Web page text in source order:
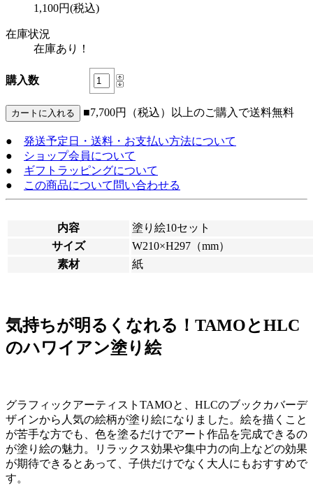
1,100円(税込)
在庫状況
在庫あり！
購入数
■7,700円（税込）以上のご購入で送料無料
● 発送予定日・送料・お支払い方法について
●
ショップ会員について
● ギフトラッピングについて
●
この商品について問い合わせる
内容
塗り絵10セット
サイズ
W210×H297（mm）
素材
紙
気持ちが明るくなれる！TAMOとHLC
のハワイアン塗り絵
グラフィックアーティストTAMOと、HLCのブックカバーデ
ザインから人気の絵柄が塗り絵になりました。絵を描くこと
が苦手な方でも、色を塗るだけでアート作品を完成できるの
が塗り絵の魅力。リラックス効果や集中力の向上などの効果
が期待できるとあって、子供だけでなく大人にもおすすめで
す。